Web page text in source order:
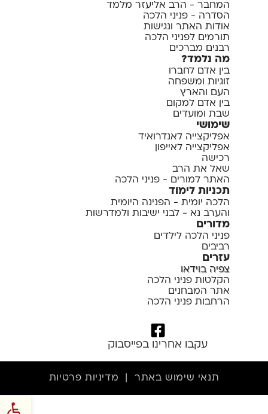
המחבר - הרב אליעזר מלמד
הסדרה - פניני הלכה
אודות האתר ונגישות
תורמים לפניני הלכה
רבנים מברכים
מה נלמד?
בין אדם לחברו
זוגיות ומשפחה
העם והארץ
בין אדם למקום
שבת ומועדים
שימושי
אפליקצייה לאנדרואיד
אפליקצייה לאייפון
רכישה
שאל את הרב
האתר למורים - פניני הלכה
תכניות לימוד
הלכה יומית - הפנינה היומית
והערב נא - לבני ישיבות ולמדרשות
מדורים
פניני הלכה לילדים
רביבים
עזרים
צפיה בוידאו
הקלטות פניני הלכה
אתר המבחנים
הרחבות פניני הלכה
עקבו אחרינו בפייסבוק
תנאי שימוש באתר| מדיניות פרטיות
פתח